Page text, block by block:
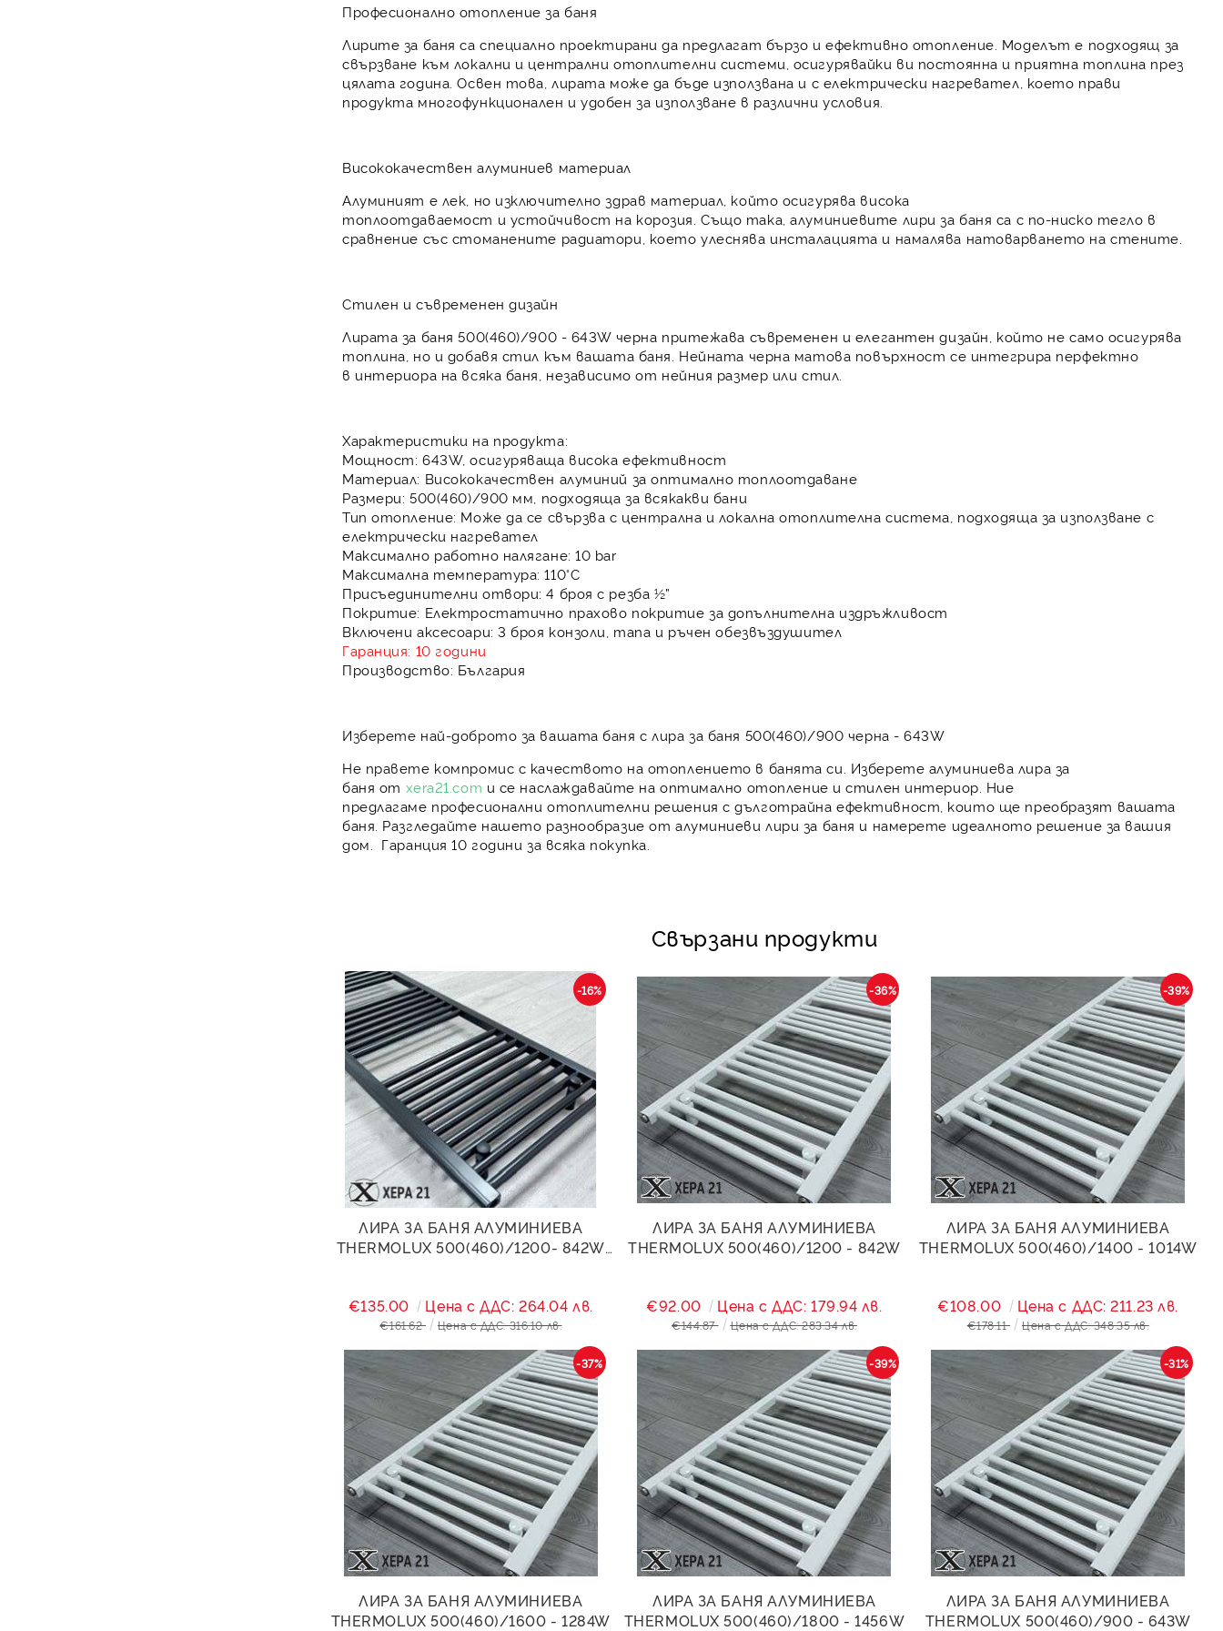
Професионално отопление за баня
Лирите за баня са специално проектирани да предлагат бързо и ефективно отопление. Моделът е подходящ за
свързване към локални и централни отоплителни системи , осигурявайки ви постоянна и приятна топлина през
цялата година. Освен това, лирата може да бъде използвана и с електрически нагревател , което прави
продукта многофункционален и удобен за използване в различни условия.
Висококачествен алуминиев материал
Алуминият е лек, но изключително здрав материал, който осигурява висока
топлоотдаваемост и устойчивост на корозия. Също така, алуминиевите лири за баня са с по-ниско тегло в
сравнение със стоманените радиатори, което улеснява инсталацията и намалява натоварването на стените.
Стилен и съвременен дизайн
Лирата за баня500(460)/900 - 643W черна притежава съвременен и елегантен дизайн, който не само осигурява
топлина, но и добавя стил към вашата баня. Нейната черна матова повърхност се интегрира перфектно
в интериора на всяка баня, независимо от нейния размер или стил.
Характеристики на продукта:
Мощност: 643W, осигуряваща висока ефективност
Материал: Висококачествен алуминий за оптимално топлоотдаване
Размери: 500(460)/900 мм, подходяща за всякакви бани
Тип отопление: Може да се свързва с централна и локална отоплителна система, подходяща за използване с
електрически нагревател
Максимално работно налягане: 10 bar
Максимална температура: 110°C
Присъединителни отвори: 4 броя с резба ½”
Покритие: Електростатично прахово покритие за допълнителна издръжливост
Включени аксесоари: 3 броя конзоли, тапа и ръчен обезвъздушител
Гаранция: 10 години
Производство: България
Изберете най-доброто за вашата баня с лира за баня 500(460)/900 черна - 643W
Не правете компромис с качеството на отоплението в банята си. Изберете алуминиева лира за
баня от xera21.com и се наслаждавайте на оптимално отопление и стилен интериор. Ние
предлагаме професионални отоплителни решения сдълготрайна ефективност , които ще преобразят вашата
баня. Разгледайте нашето разнообразие от алуминиеви лири за баня и намерете идеалното решение за вашия
дом. Гаранция 10 години за всяка покупка.
Свързани продукти
ЛИРА ЗА БАНЯ АЛУМИНИЕВА
THERMOLUX 500(460)/1200- 842W
-16%
€135.00 Цена с ДДС: 264.04 лв.
€161.62 Цена с ДДС: 316.10 лв.
ЛИРА ЗА БАНЯ АЛУМИНИЕВА
THERMOLUX 500(460)/1200 - 842W
-36%
€92.00 Цена с ДДС: 179.94 лв.
€144.87 Цена с ДДС: 283.34 лв.
ЛИРА ЗА БАНЯ АЛУМИНИЕВА
THERMOLUX 500(460)/1400 - 1014W
-39%
€108.00 Цена с ДДС: 211.23 лв.
€178.11 Цена с ДДС: 348.35 лв.
ЛИРА ЗА БАНЯ АЛУМИНИЕВА
THERMOLUX 500(460)/1600 - 1284W
-37%
ЛИРА ЗА БАНЯ АЛУМИНИЕВА
THERMOLUX 500(460)/1800 - 1456W
-39%
ЛИРА ЗА БАНЯ АЛУМИНИЕВА
THERMOLUX 500(460)/900 - 643W
-31%